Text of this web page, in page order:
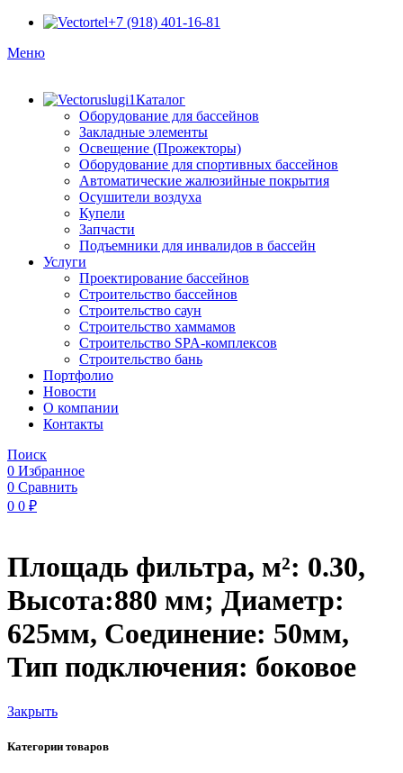
+7 (918) 401-16-81
Меню
Каталог
Оборудование для бассейнов
Закладные элементы
Освещение (Прожекторы)
Оборудование для спортивных бассейнов
Автоматические жалюзийные покрытия
Осушители воздуха
Купели
Запчасти
Подъемники для инвалидов в бассейн
Услуги
Проектирование бассейнов
Строительство бассейнов
Строительство саун
Строительство хаммамов
Строительство SPA-комплексов
Строительство бань
Портфолио
Новости
O компании
Контакты
Поиск
0 Избранное
0 Сравнить
0 0 ₽
Площадь фильтра, м²: 0.30,
Высота:880 мм; Диаметр:
625мм, Соединение: 50мм,
Тип подключения: боковое
Закрыть
Категории товаров